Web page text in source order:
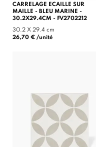
CARRELAGE ECAILLE SUR
MAILLE - BLEU MARINE -
30.2X29.4CM - FV2702212
30.2 X 29.4 cm
26,70 € /unité